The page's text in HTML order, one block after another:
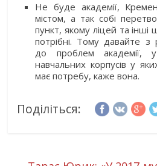
Не буде академії,
містом, а так собі
пункт, якому ліцей та
потрібні. Тому давайте з
до проблем академії,
навчальних корпусів у
має потребу, каже вона.
Поділіться: